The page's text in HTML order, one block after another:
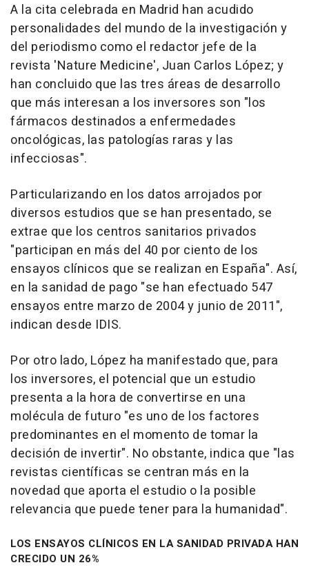
A la cita celebrada en Madrid han acudido
personalidades del mundo de la investigación y
del periodismo como el redactor jefe de la
revista 'Nature Medicine', Juan Carlos López; y
han concluido que las tres áreas de desarrollo
que más interesan a los inversores son "los
fármacos destinados a enfermedades
oncológicas, las patologías raras y las
infecciosas".
Particularizando en los datos arrojados por
diversos estudios que se han presentado, se
extrae que los centros sanitarios privados
"participan en más del 40 por ciento de los
ensayos clínicos que se realizan en España". Así,
en la sanidad de pago "se han efectuado 547
ensayos entre marzo de 2004 y junio de 2011",
indican desde IDIS.
Por otro lado, López ha manifestado que, para
los inversores, el potencial que un estudio
presenta a la hora de convertirse en una
molécula de futuro "es uno de los factores
predominantes en el momento de tomar la
decisión de invertir". No obstante, indica que "las
revistas científicas se centran más en la
novedad que aporta el estudio o la posible
relevancia que puede tener para la humanidad".
LOS ENSAYOS CLÍNICOS EN LA SANIDAD PRIVADA HAN
CRECIDO UN 26%